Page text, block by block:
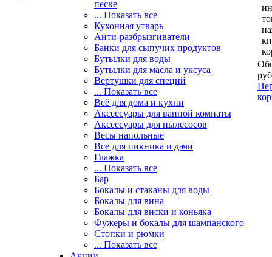
песке
... Показать все
Кухонная утварь
Анти-разбрызгиватели
Банки для сыпучих продуктов
Бутылки для воды
Бутылки для масла и уксуса
Вертушки для специй
... Показать все
Всё для дома и кухни
Аксессуары для ванной комнаты
Аксессуары для пылесосов
Весы напольные
Все для пикника и дачи
Глажка
... Показать все
Бар
Бокалы и стаканы для воды
Бокалы для вина
Бокалы для виски и коньяка
Фужеры и бокалы для шампанского
Стопки и рюмки
... Показать все